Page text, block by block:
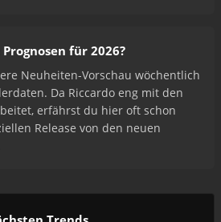
für 2026?
Neuheiten-Vorschau wöchentlich
Da Riccardo eng mit den
erfährst du hier oft schon
Release von den neuen